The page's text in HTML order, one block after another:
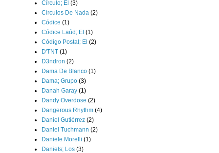
Círculo; El (3)
Círculos De Nada (2)
Códice (1)
Códice Laúd; El (1)
Código Postal; El (2)
D'TNT (1)
D3ndron (2)
Dama De Blanco (1)
Dama; Grupo (3)
Danah Garay (1)
Dandy Overdose (2)
Dangerous Rhythm (4)
Daniel Gutiérrez (2)
Daniel Tuchmann (2)
Daniele Morelli (1)
Daniels; Los (3)